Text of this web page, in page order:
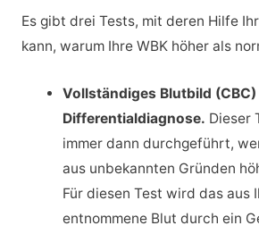
Es gibt drei Tests, mit deren Hilfe
kann, warum Ihre WBK höher als
Vollständiges Blutbild
Differentialdiagnose. Dieser
immer dann durchgeführt,
aus unbekannten Gründen
Für diesen Test wird das aus
entnommene Blut durch ein